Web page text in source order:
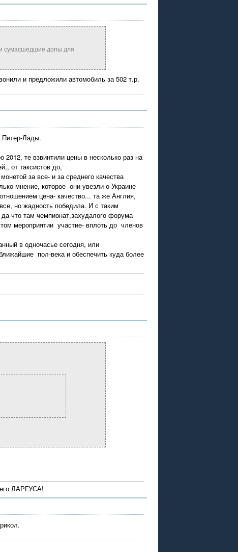
и сумасшедшие допы для
и предложили автомобиль за 502 т.р.
Питер-Лады.
те взвинтили цены в несколько раз на
от таксистов до,
за все- и за среднего качества
мнение, которое они увезли о Украине
цена- качество... та же Англия,
но жадность победила. И с таким
что там чемпионат,захудалого форума
мероприятии участие- вплоть до членов
в одночасье сегодня, или
пол-века и обеспечить куда более
ЛАРГУСА!